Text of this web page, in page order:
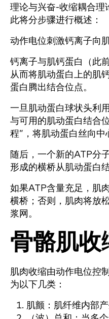
理论与兴奋-收缩耦合理
此将分步骤进行概述：
动作电位刺激钙离子向
钙离子与肌钙蛋白（此
从而将肌动蛋白上的肌
蛋白腾出结合位点。
一旦肌动蛋白球状头利
与可用的肌动蛋白结合
程”，将肌动蛋白丝向
随后，一个新的ATP分
形成的横桥从肌动蛋白
如果ATP含量充足，肌
横桥；否则，肌肉将放
浆网。
骨骼肌收
肌肉收缩由动作电位控
为以下几类：
肌颤：肌纤维内部